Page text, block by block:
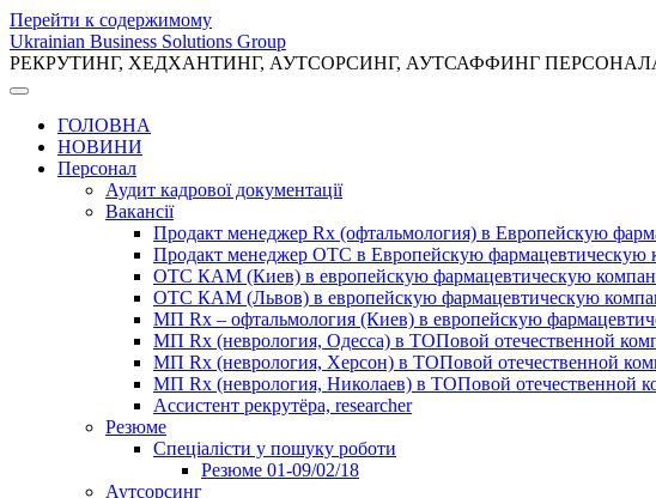
Перейти к содержимому
Ukrainian Business Solutions Group
РЕКРУТИНГ, ХЕДХАНТИНГ, АУТСОРСИНГ, АУТСАФФИНГ
ГОЛОВНА
НОВИНИ
Персонал
Аудит кадрової документації
Вакансії
Продакт менеджер Rx (офтальмология) в Европейскую
Продакт менеджер ОТС в Европейскую фармацевтическую
ОТС КАМ (Киев) в европейскую фармацевтическую
ОТС КАМ (Львов) в европейскую фармацевтическую
МП Rx – офтальмология (Киев) в европейскую
МП Rx (неврология, Одесса) в ТОПовой отечественной
МП Rx (неврология, Херсон) в ТОПовой отечественной
МП Rx (неврология, Николаев) в ТОПовой отечественной
Ассистент рекрутёра, researcher
Резюме
Cпеціалісти у пошуку роботи
Резюме 01-09/02/18
Аутсорсинг